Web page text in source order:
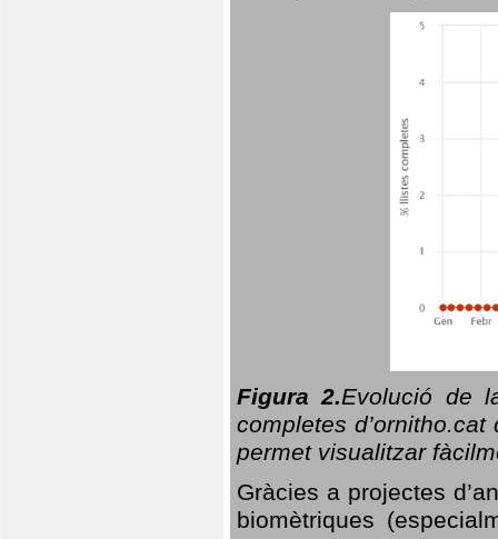
Figura 2.Evolució de
completes
permet visualitzar
Gràcies a projectes
biomètriques